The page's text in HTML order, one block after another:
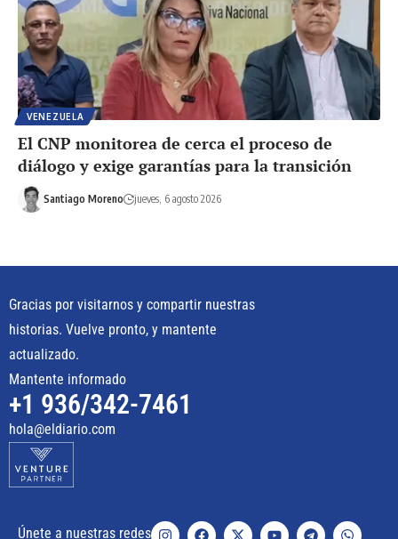
VENEZUELA
El CNP monitorea de cerca el proceso de
diálogo y exige garantías para la transición
Santiago Moreno jueves, 6 agosto 2026
Gracias por visitarnos y compartir nuestras
historias. Vuelve pronto, y mantente
actualizado.
Mantente informado
+1 936/342-7461
hola@eldiario.com
Únete a nuestras redes